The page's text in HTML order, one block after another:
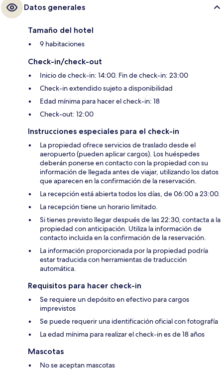
Datos generales
Tamaño del hotel
9 habitaciones
Check-in/check-out
Inicio de check-in: 14:00. Fin de check-in: 23:00
Check-in extendido sujeto a disponibilidad
Edad mínima para hacer el check-in: 18
Check-out: 12:00
Instrucciones especiales para el check-in
La propiedad ofrece servicios de traslado desde el
aeropuerto (pueden aplicar cargos). Los huéspedes
deberán ponerse en contacto con la propiedad con su
información de llegada antes de viajar, utilizando los datos
que aparecen en la confirmación de la reservación.
La recepción está abierta todos los días, de 06:00 a 23:00.
La recepción tiene un horario limitado.
Si tienes previsto llegar después de las 22:30, contacta a la
propiedad con anticipación. Utiliza la información de
contacto incluida en la confirmación de la reservación.
La información proporcionada por la propiedad podría
estar traducida con herramientas de traducción
automática.
Requisitos para hacer check-in
Se requiere un depósito en efectivo para cargos
imprevistos
Se puede requerir una identificación oficial con fotografía
La edad mínima para realizar el check-in es de 18 años
Mascotas
No se aceptan mascotas